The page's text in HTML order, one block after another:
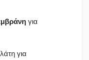
για
για